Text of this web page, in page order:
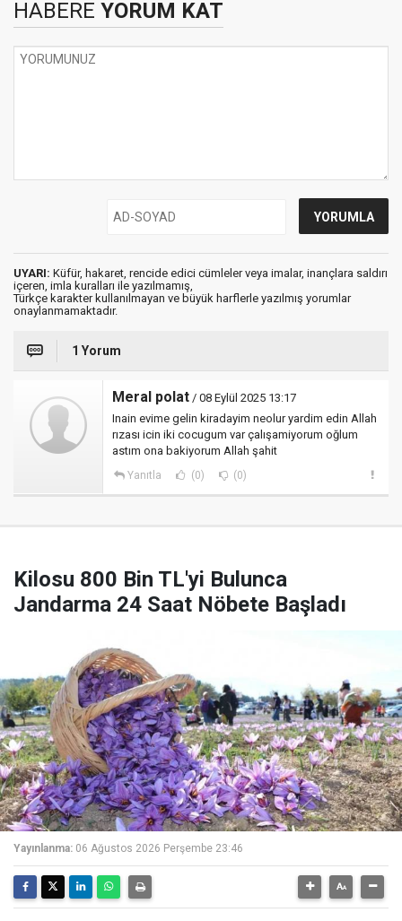
HABERE YORUM KAT
UYARI: Küfür, hakaret, rencide edici cümleler veya imalar, inançlara saldırı
içeren, imla kuralları ile yazılmamış,
Türkçe karakter kullanılmayan ve büyük harflerle yazılmış yorumlar
onaylanmamaktadır.
1 Yorum
Meral polat / 08 Eylül 2025 13:17
Inain evime gelin kiradayim neolur yardim edin Allah
rızası icin iki cocugum var çalışamiyorum oğlum
astım ona bakiyorum Allah şahit
Yanıtla (0) (0)
Kilosu 800 Bin TL'yi Bulunca
Jandarma 24 Saat Nöbete Başladı
Yayınlanma: 06 Ağustos 2026 Perşembe 23:46